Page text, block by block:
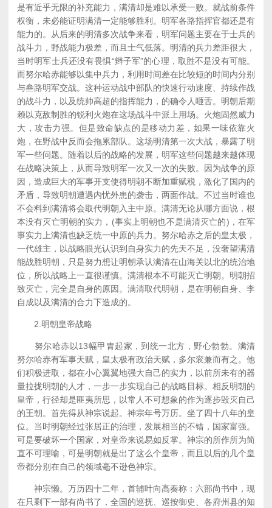
是有近乎无限的补充能力，满清却是难以承受一败。就战前条件
权衡，未必能证明满清一定能够胜利。明军各路指挥官都还是有
能力的。从后来的明清多次战争来看，明军问题主要在于士兵的
战斗力，野战能力极差，而且士气低落。明清的兵力差距很大，
当时明军士兵还没有畏惧“辫子军”的心理，取胜不是没有可能。
而努尔哈赤能够以集中兵力，利用时间差在比较短的时间内分别
与叁路明军交战。这种运动战中部队的快速行动速度、持续作战
的战斗力，以及统帅高超的指挥能力，的确令人咂舌。明朝后期
赖以克敌制胜的锐利火炮在这场战斗中派上用场。火炮固然威力
大，攻击力强。但是致命缺点的是移动力差，如果一味依靠火
炮，在野战中反而会拖累部队。这场明清第一次大战，暴露了明
军一些问题。随着以后的战略的发展，明军这些问题越来越体现
在战略决策上，从而导致明军一次又一次的失败。因为战争的原
因，造成巨大的军事开支使得明朝不断加重赋税，激化了国内的
矛盾，导致明朝遭遇内忧外患的袭击，两面作战。不过当时谁也
不会料到满清将会取代明朝入主中原。满清无论从哪方面说，根
本没有灭亡明朝的实力，(事实上明朝也不是满清灭亡的)，在军
事实力上满清也缺乏统一中原的兵力。努尔哈赤之后的皇太极，
一代雄主，以战略眼光认识到自身实力的先天不足，没奢望满清
能战胜明朝，只是努力想让明朝承认满清在山海关以北的统治地
位，所以战略上一直很谨慎。满清根本不可能灭亡明朝。明朝招
致灭亡，完全是自身的原因。满清取代明朝，是在明朝自身、李
自成以及满清的合力下造成的。
2.明朝皇帝战略
努尔哈赤以13幅甲胄起家，到统一北方，野心勃勃。满清
努尔哈赤有军事天赋，皇太极有政治天赋，多尔衮兼而有之。他
们积极进取，都在小心翼翼地强大自己的实力，以前所未有的器
量拉拢明朝的人才，一步一步实现自己的战略目标。相反明朝的
皇帝，行径却是匪夷所思，以常人不可想象的作为逐步毁灭自己
的王朝。首先得从神宗说起。神宗年号万历。坐了四十八年的皇
位。当时明朝经过张居正的治理，发展相当的不错，国家富强。
可是要破坏一个国家，对皇帝来说易如反掌。神宗的所作所为简
直不可理喻，可是明朝就是出了这么个皇帝，而且以后的几个皇
帝都分别在自己的领域毫不逊色神宗。
神宗懒。万历四十二年，首辅叶向高奏称：六部尚书中，现
在只剩下一部有尚书了，全国的巡抚、巡按御史、各府州县的知